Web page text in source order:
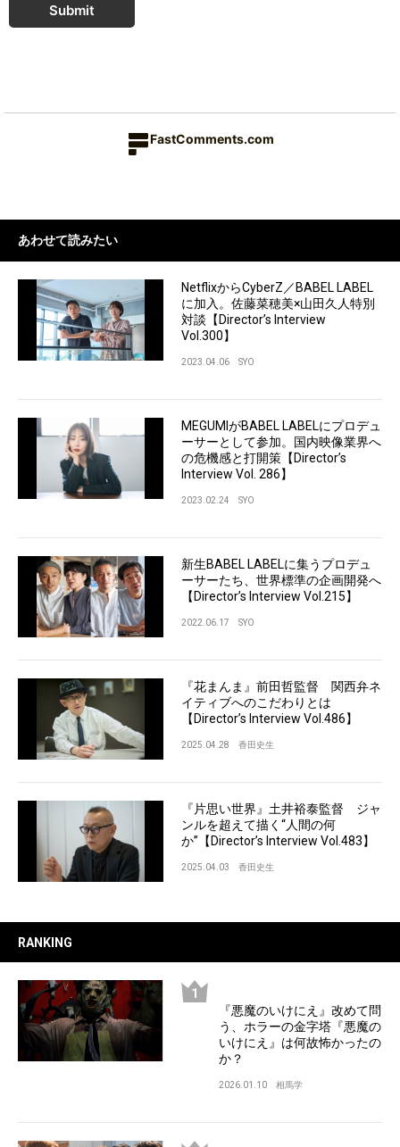
Submit
FastComments.com
あわせて読みたい
NetflixからCyberZ／BABEL LABEL
に加入。佐藤菜穂美×山田久人特別
対談【Director’s Interview
Vol.300】
2023.04.06 SYO
MEGUMIがBABEL LABELにプロデュ
ーサーとして参加。国内映像業界へ
の危機感と打開策【Director’s
Interview Vol. 286】
2023.02.24 SYO
新生BABEL LABELに集うプロデュ
ーサーたち、世界標準の企画開発へ
【Director’s Interview Vol.215】
2022.06.17 SYO
『花まんま』前田哲監督 関西弁ネ
イティブへのこだわりとは
【Director’s Interview Vol.486】
2025.04.28 香田史生
『片思い世界』土井裕泰監督 ジャ
ンルを超えて描く“人間の何
か”【Director’s Interview Vol.483】
2025.04.03 香田史生
RANKING
『悪魔のいけにえ』改めて問
う、ホラーの金字塔『悪魔の
いけにえ』は何故怖かったの
か？
2026.01.10 相馬学